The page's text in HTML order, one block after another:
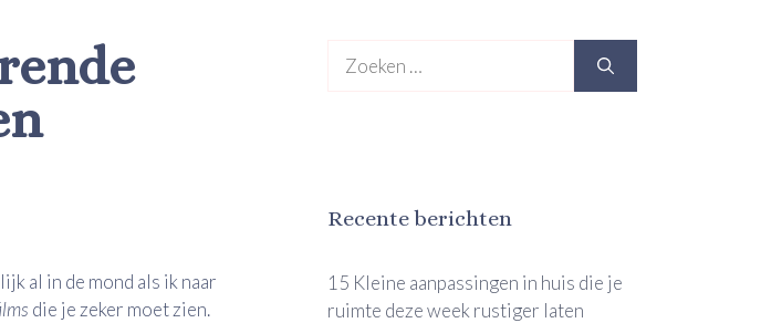
al in de mond als ik naar
die je zeker moet zien.
naar:
Recente berichten
15 Kleine aanpassingen in huis die je
ruimte deze week rustiger laten